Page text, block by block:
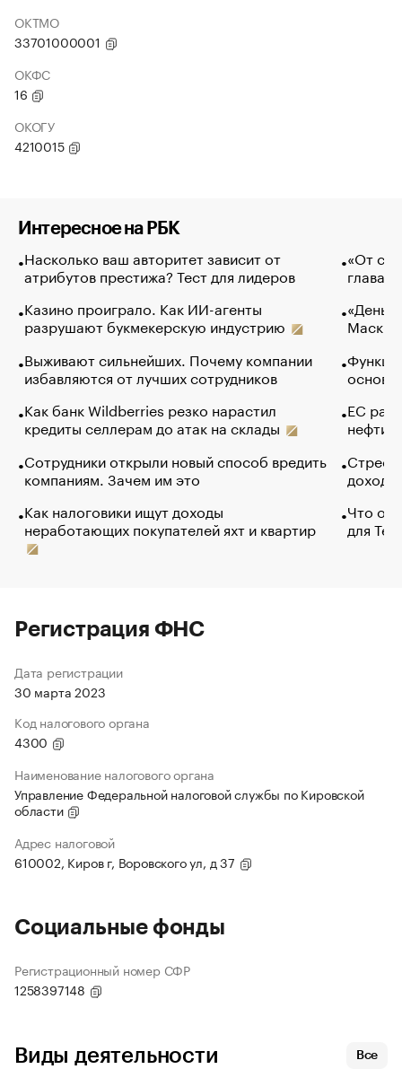
ОКТМО
33701000001
ОКФС
16
ОКОГУ
4210015
Интересное на РБК
Насколько ваш авторитет зависит от
атрибутов престижа? Тест для лидеров
Казино проиграло. Как ИИ-агенты
разрушают букмекерскую индустрию
Выживают сильнейших. Почему компании
избавляются от лучших сотрудников
Как банк Wildberries резко нарастил
кредиты селлерам до атак на склады
Сотрудники открыли новый способ вредить
компаниям. Зачем им это
Как налоговики ищут доходы
неработающих покупателей яхт и квартир
«От
глава
Маск в
основ
ЕС
нефти
Что
для
Регистрация ФНС
Дата регистрации
30 марта 2023
Код налогового органа
4300
Наименование налогового органа
Управление Федеральной налоговой службы по Кировской
области
Адрес налоговой
610002, Киров г, Воровского ул, д 37
Социальные фонды
Регистрационный номер СФР
1258397148
Виды деятельности Все